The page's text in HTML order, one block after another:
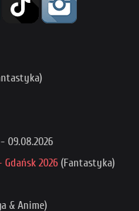
- 09.08.2026
2026 (Fantastyka)
& Anime)